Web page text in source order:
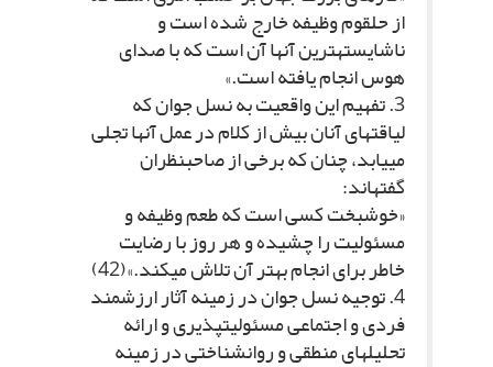
از حلقوم وظیفه خارج شده است و
ناشایسته‏ترین آنها آن است که با صداى
هوس انجام یافته است.»
3. تفهیم این واقعیت به نسل جوان که
لیاقت‏هاى آنان بیش از کلام در عمل آنها تجلى
مى‏یابد، چنان که برخى از صاحب‏نظران
گفته‏اند:
«خوشبخت کسى است که طعم وظیفه و
مسئولیت را چشیده و هر روز با رضایت
خاطر براى انجام بهتر آن تلاش مى‏کند.»(42)
4. توجیه نسل جوان در زمینه آثار ارزشمند
فردى و اجتماعى مسئولیت‏پذیرى و ارائه
تحلیل‏هاى منطقى و روانشناختى در زمینه